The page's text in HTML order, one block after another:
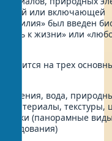
или включающей
был введен
к жизни» или
на трех
вода,
материалы, текстуры,
(панорамные